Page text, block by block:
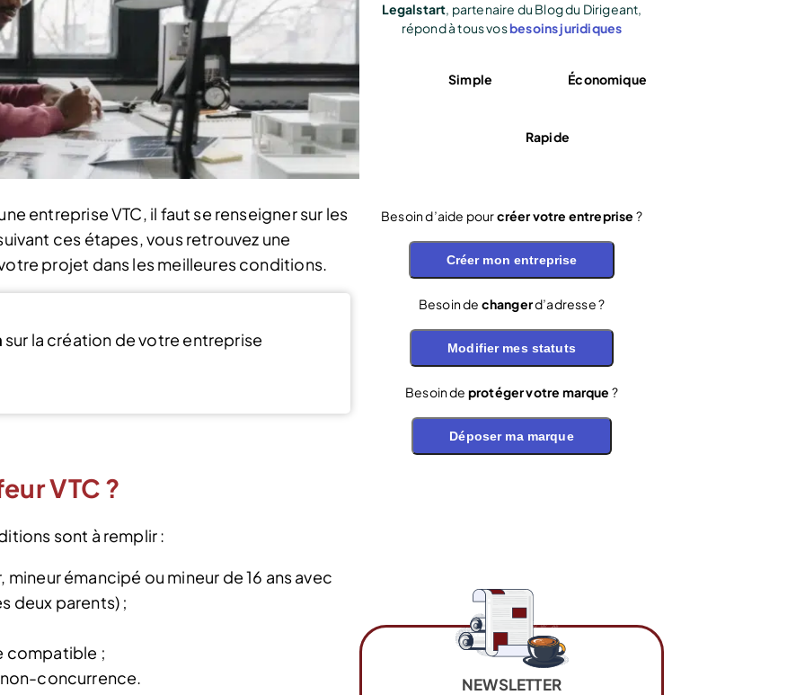
entreprise VTC, il faut se renseigner sur les
ces étapes, vous retrouvez une
projet dans les meilleures conditions.
sur la création de votre entreprise
VTC ?
sont à remplir :
émancipé ou mineur de 16 ans avec
deux parents) ;
compatible ;
non-concurrence.
Legalstart, partenaire du Blog du Dirigeant,
répond à tous vosbesoins juridiques
Simple Économique
Rapide
Besoin d’aide pourcréer votre entreprise ?
Créer mon entreprise
Besoin de changerd’adresse ?
Modifier mes statuts
Besoin de protéger votre marque ?
Déposer ma marque
NEWSLETTER